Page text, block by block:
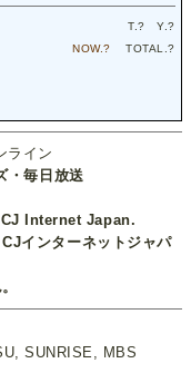
T.? Y.?
NOW.? TOTAL.?
ライン
・毎日放送
Internet Japan.
インターネットジャパ
SUNRISE, MBS